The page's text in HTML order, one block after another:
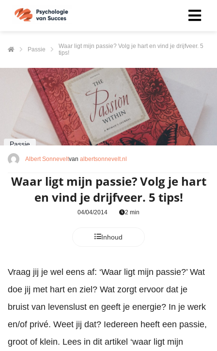
Passie
Waar ligt mijn passie? Volg je hart en vind je drijfveer. 5
tips!
Passie
Albert Sonneveltvan albertsonnevelt.nl
Waar ligt mijn passie? Volg je hart
en vind je drijfveer. 5 tips!
04/04/2014 2 min
Inhoud
Vraag jij je wel eens af: ‘Waar ligt mijn passie?’ Wat
doe jij met hart en ziel? Wat zorgt ervoor dat je
bruist van levenslust en geeft je energie? In je werk
en/of privé. Weet jij dat? Iedereen heeft een passie,
groot of klein. Lees in dit artikel ‘waar ligt mijn